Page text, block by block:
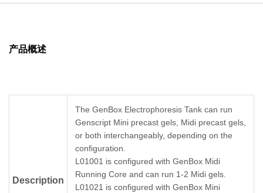
产品概述
Description
The GenBox Electrophoresis Tank can run
Genscript Mini precast gels, Midi precast gels,
or both interchangeably, depending on the
configuration.
L01001 is configured with GenBox Midi
Running Core and can run 1-2 Midi gels.
L01021 is configured with GenBox Mini